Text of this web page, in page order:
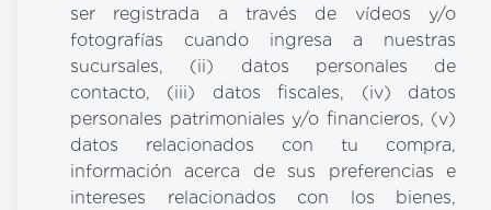
ser registrada a través de vídeos y/o
fotografías cuando ingresa a nuestras
sucursales, (ii) datos personales de
contacto, (iii) datos fiscales, (iv) datos
personales patrimoniales y/o financieros, (v)
datos relacionados con tu compra,
información acerca de sus preferencias e
intereses relacionados con los bienes,